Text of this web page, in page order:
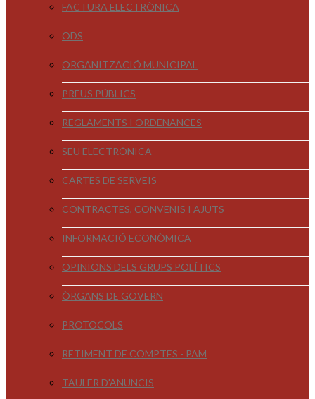
FACTURA ELECTRÒNICA
ODS
ORGANITZACIÓ MUNICIPAL
PREUS PÚBLICS
REGLAMENTS I ORDENANCES
SEU ELECTRÒNICA
CARTES DE SERVEIS
CONTRACTES, CONVENIS I AJUTS
INFORMACIÓ ECONÒMICA
OPINIONS DELS GRUPS POLÍTICS
ÒRGANS DE GOVERN
PROTOCOLS
RETIMENT DE COMPTES - PAM
TAULER D'ANUNCIS